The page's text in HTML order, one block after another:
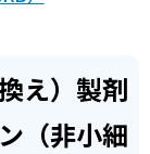
え）製剤
（非小細